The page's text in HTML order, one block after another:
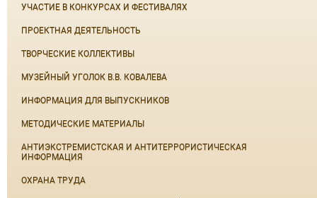
УЧАСТИЕ В КОНКУРСАХ И ФЕСТИВАЛЯХ
ПРОЕКТНАЯ ДЕЯТЕЛЬНОСТЬ
ТВОРЧЕСКИЕ КОЛЛЕКТИВЫ
МУЗЕЙНЫЙ УГОЛОК В.В. КОВАЛЕВА
ИНФОРМАЦИЯ ДЛЯ ВЫПУСКНИКОВ
МЕТОДИЧЕСКИЕ МАТЕРИАЛЫ
АНТИЭКСТРЕМИСТСКАЯ И АНТИТЕРРОРИСТИЧЕСКАЯ
ИНФОРМАЦИЯ
ОХРАНА ТРУДА